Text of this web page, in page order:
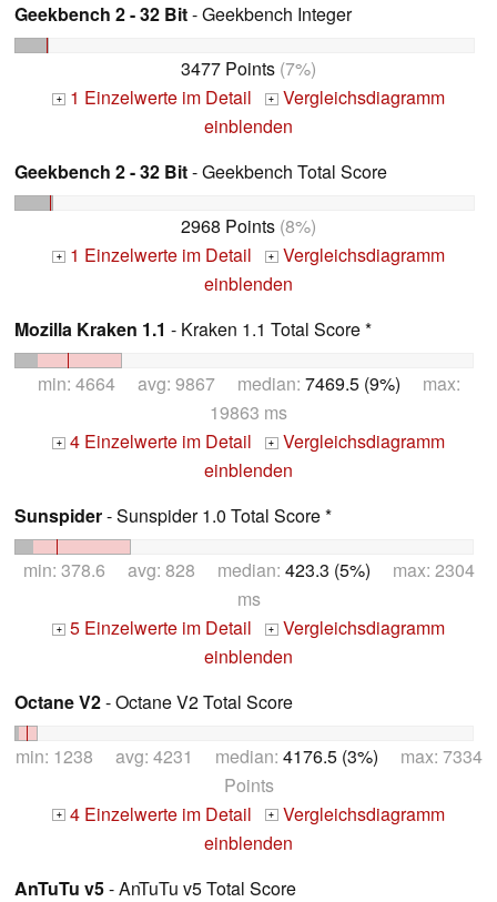
Geekbench 2 - 32 Bit- Geekbench Integer
3477 Points (7%)
+ 1 Einzelwerte im Detail + Vergleichsdiagramm
einblenden
Geekbench 2 - 32 Bit- Geekbench Total Score
2968 Points (8%)
+ 1 Einzelwerte im Detail + Vergleichsdiagramm
einblenden
Mozilla Kraken 1.1 - Kraken 1.1 Total Score *
min: 4664 avg: 9867 median: 7469.5 (9%) max:
19863 ms
+ 4 Einzelwerte im Detail + Vergleichsdiagramm
einblenden
Sunspider- Sunspider 1.0 Total Score *
min: 378.6 avg: 828 median: 423.3 (5%) max: 2304
ms
+ 5 Einzelwerte im Detail + Vergleichsdiagramm
einblenden
Octane V2- Octane V2 Total Score
min: 1238 avg: 4231 median: 4176.5 (3%) max: 7334
Points
+ 4 Einzelwerte im Detail + Vergleichsdiagramm
einblenden
AnTuTu v5- AnTuTu v5 Total Score